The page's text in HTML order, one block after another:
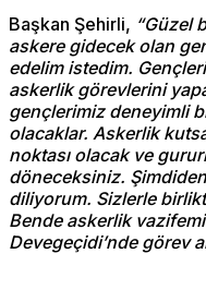
Başkan Şehirli, “Güzel
askere gidecek olan
edelim istedim.
askerlik görevlerini
gençlerimiz deneyimli
olacaklar. Askerlik
noktası olacak ve
döneceksiniz.
diliyorum. Sizlerle
Bende askerlik vazifemi
Devegeçidi’nde görev